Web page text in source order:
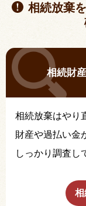
相続放棄
相続財
相続放棄はやり
財産や過払い金
しっかり調査し
相